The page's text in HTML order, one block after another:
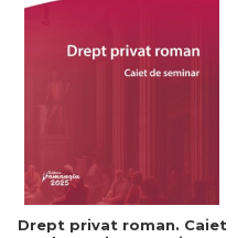
Drept privat roman. Caiet